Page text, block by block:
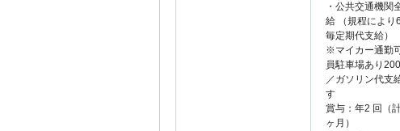
・公共交通機関
給 （規程により
毎定期代支給）
※マイカー通勤
員駐車場あり
／ガソリン代支
す
賞与：年2 回（
ヶ月）